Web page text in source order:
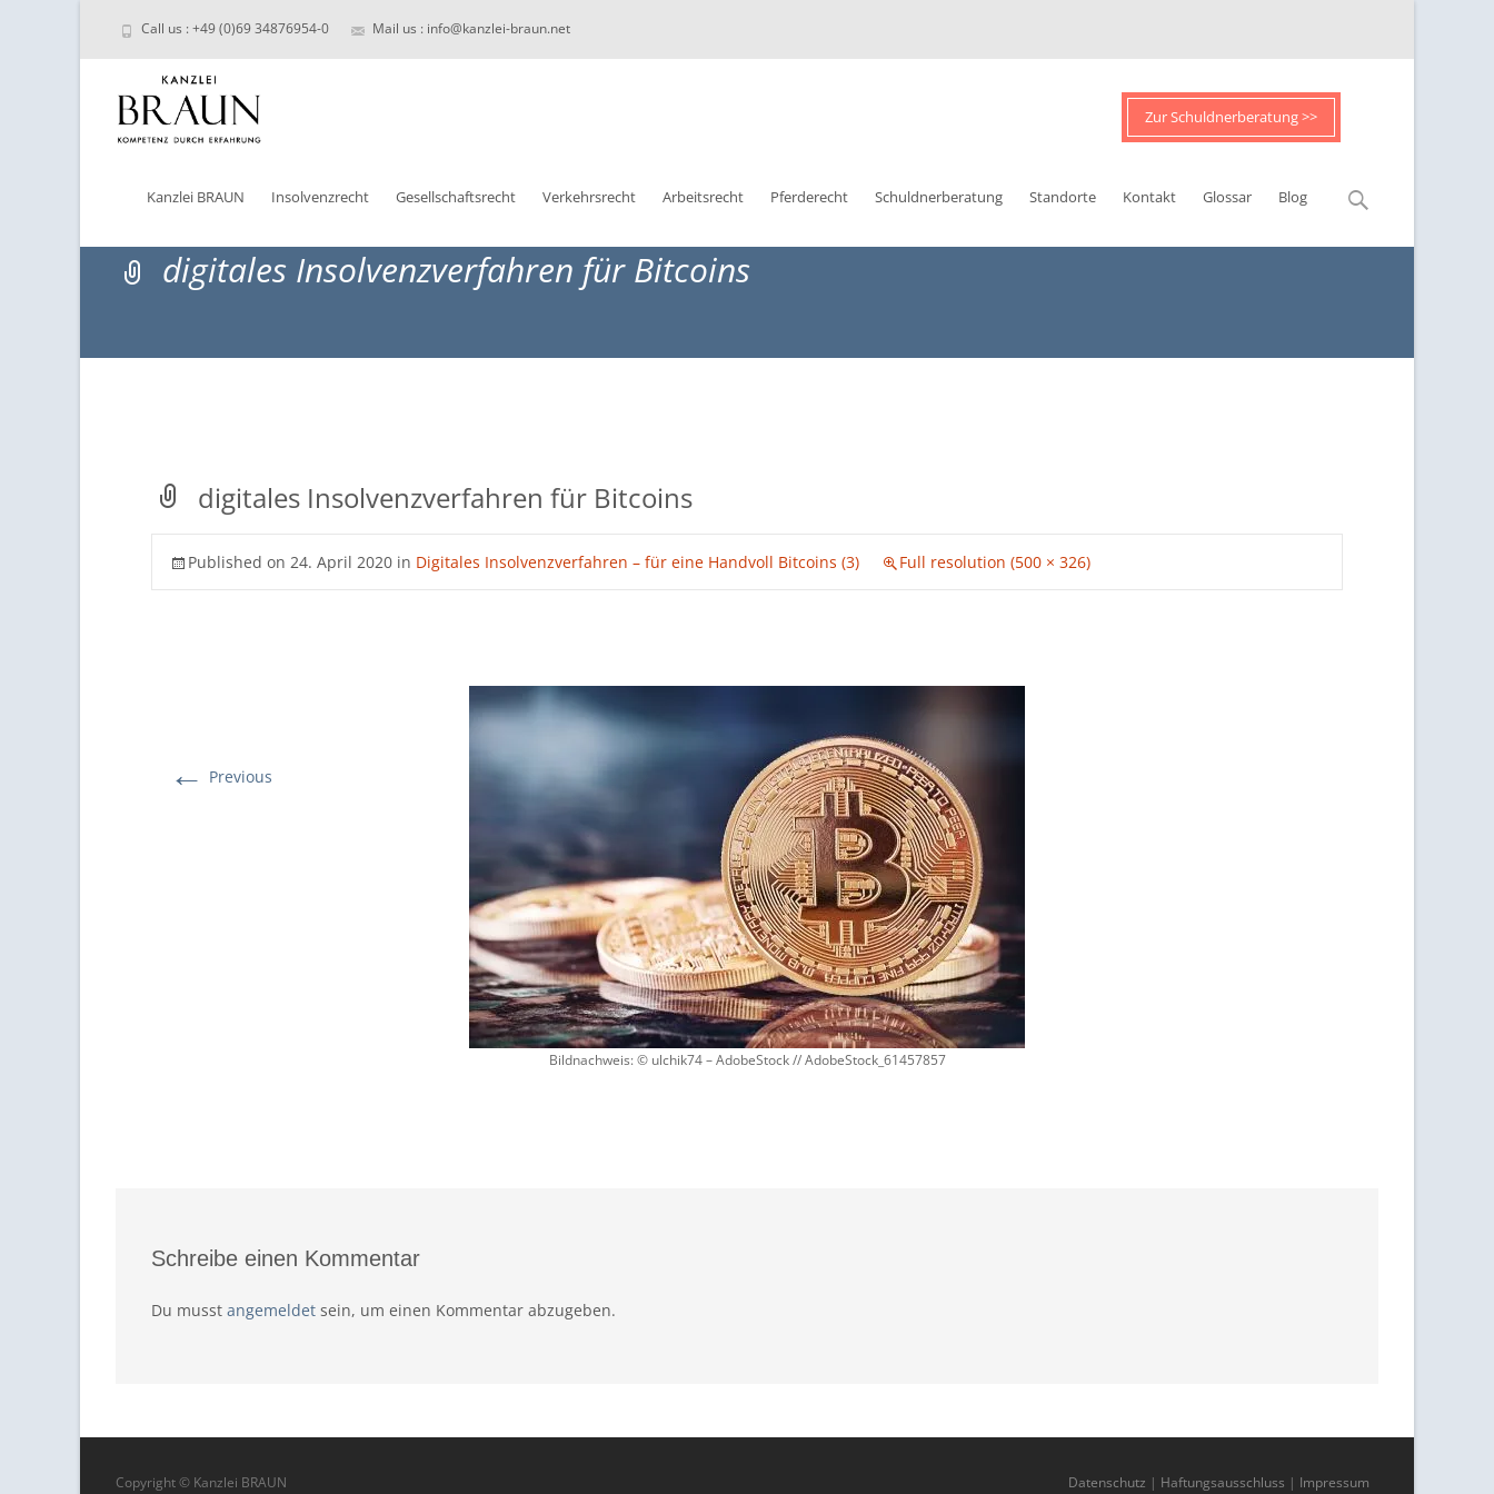
Call us : +49 (0)69 34876954-0 Mail us : info@kanzlei-braun.net
toKanzlei BRAUN Insolvenzrecht Gesellschaftsrecht Verkehrsrecht Arbeitsrecht Pferderecht Schuldnerberatung Standorte Kontakt
Zur Schuldnerberatung >>
Glossar Blog
Suchen
nach:
digitales Insolvenzverfahren für Bitcoins
digitales Insolvenzverfahren für Bitcoins
Published on 24. April 2020 in Digitales Insolvenzverfahren – für eine Handvoll Bitcoins (3) Full resolution (500 × 326)
← Previous
Bildnachweis: © ulchik74 – AdobeStock // AdobeStock_61457857
Schreibe einen Kommentar
Du musst angemeldet sein, um einen Kommentar abzugeben.
Copyright © Kanzlei BRAUN Datenschutz | Haftungsausschluss | Impressum